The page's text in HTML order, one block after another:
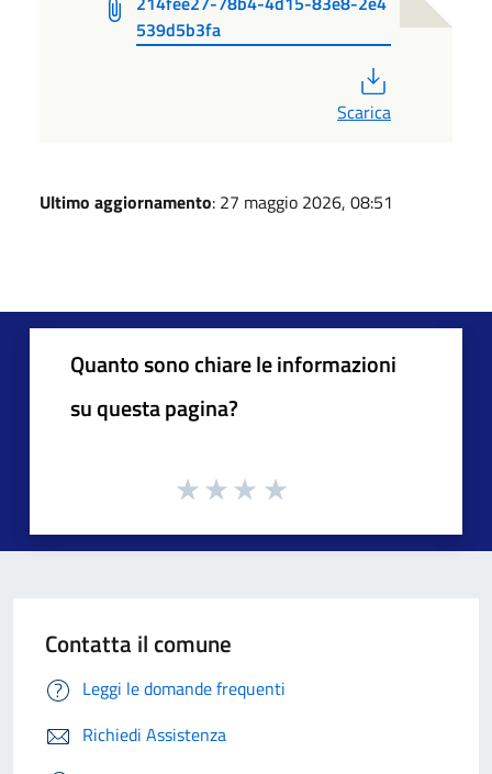
539d5b3fa
Scarica
Ultimo aggiornamento: 27 maggio 2026, 08:51
Quanto sono chiare le informazioni
su questa pagina?
Contatta il comune
Leggi le domande frequenti
Richiedi Assistenza